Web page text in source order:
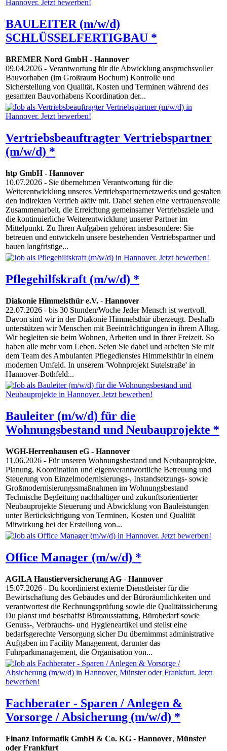
BAULEITER (m/w/d)
SCHLÜSSELFERTIGBAU *
BREMER Nord GmbH- Hannover
09.04.2026 - Verantwortung für die Abwicklung anspruchsvoller
Bauvorhaben (im Großraum Bochum) Kontrolle und
Sicherstellung von Qualität, Kosten und Terminen während des
gesamten Bauvorhabens Koordination der...
Vertriebsbeauftragter Vertriebspartner
(m/w/d) *
htp GmbH- Hannover
10.07.2026 - Sie übernehmen Verantwortung für die
Weiterentwicklung unseres Vertriebspartnernetzwerks und gestalten
den indirekten Vertrieb aktiv mit. Dabei stehen eine vertrauensvolle
Zusammenarbeit, die Erreichung gemeinsamer Vertriebsziele und
die kontinuierliche Weiterentwicklung unserer Partner im
Mittelpunkt. Zu Ihren Aufgaben gehören insbesondere: Sie
betreuen und entwickeln unsere bestehenden Vertriebspartner und
bauen langfristige...
Pflegehilfskraft (m/w/d) *
Diakonie Himmelsthür e.V. - Hannover
22.07.2026 - bis 30 Stunden/Woche Jeder Mensch ist wertvoll.
Davon sind wir in der Diakonie Himmelsthür überzeugt. Deshalb
unterstützen wir Menschen mit Beeinträchtigungen in ihrem Alltag.
Wir begleiten sie beim Wohnen, Arbeiten und in ihrer Freizeit. So
haben alle mehr vom Leben. Seien Sie dabei und arbeiten Sie mit
dem Team des Ambulanten Pflegedienstes Himmelsthür in einem
modernen Umfeld. In unserem 'Wohnprojekt Sutelstraße' in
Hannover-Bothfeld...
Bauleiter (m/w/d) für die
Wohnungsbestand und Neubauprojekte *
WGH-Herrenhausen eG - Hannover
11.06.2026 - Für unseren Wohnungsbestand und Neubauprojekte.
Planung, Koordination und eigenverantwortliche Betreuung und
Steuerung von Einzelmodernisierungs-, Instandsetzungs- sowie
Großmodernisierungssmaßnahmen im Wohnungsbestand
Technische Begleitung nachhaltiger und zukunftsorientierter
Neubauprojekte Steuerung und Abwicklung von Bauleistungen
unter Berücksichtigung von Terminen, Kosten und Qualität
Mitwirkung bei der Erstellung von...
Office Manager (m/w/d) *
AGILA Haustierversicherung AG - Hannover
15.07.2026 - Du koordinierst externe Dienstleister für die
Bewirtschaftung des Gebäudes und der Büroräumlichkeiten und
verantwortest die Rechnungsprüfung sowie die Qualitätssicherung
Du planst und beschaffst Büroausstattung, Bürobedarf sowie
Genuss-, Verbrauchs- und Hygieneartikel und stellst eine
bedarfsgerechte Versorgung sicher Du übernimmst administrative
Aufgaben im Facility Management, darunter das
Fuhrparkmanagement, die Organisation von...
Fachberater - Sparen / Anlegen &
Vorsorge / Absicherung (m/w/d) *
Finanz Informatik GmbH & Co. KG - Hannover, Münster
oder Frankfurt